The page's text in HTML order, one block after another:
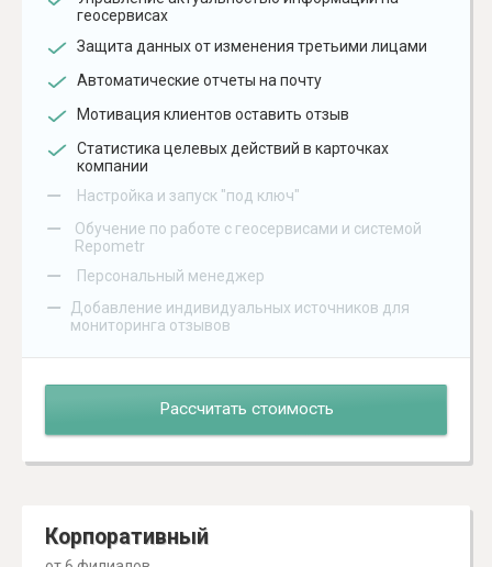
геосервисах
Защита данных от изменения третьими лицами
Автоматические отчеты на почту
Мотивация клиентов оставить отзыв
Статистика целевых действий в карточках
компании
– Настройка и запуск "под ключ"
–
Обучение по работе с геосервисами и системой
Repometr
– Персональный менеджер
–
Добавление индивидуальных источников для
мониторинга отзывов
Рассчитать стоимость
Корпоративный